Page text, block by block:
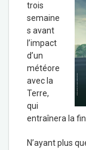
trois
semaine
s avant
l’impact
d’un
météore
avec la
Terre,
qui
entraînera la
N’ayant plus